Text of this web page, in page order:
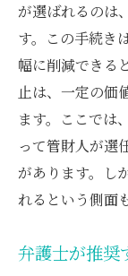
が選ばれるのは
す。この手続き
幅に削減できる
止は、一定の価
ます。ここでは
って管財人が選
があります。し
れるという側面
弁護士が推奨